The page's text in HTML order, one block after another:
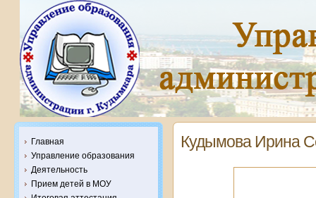
Главная
Управление образования
Деятельность
Прием детей в МОУ
Кудымова Ирина